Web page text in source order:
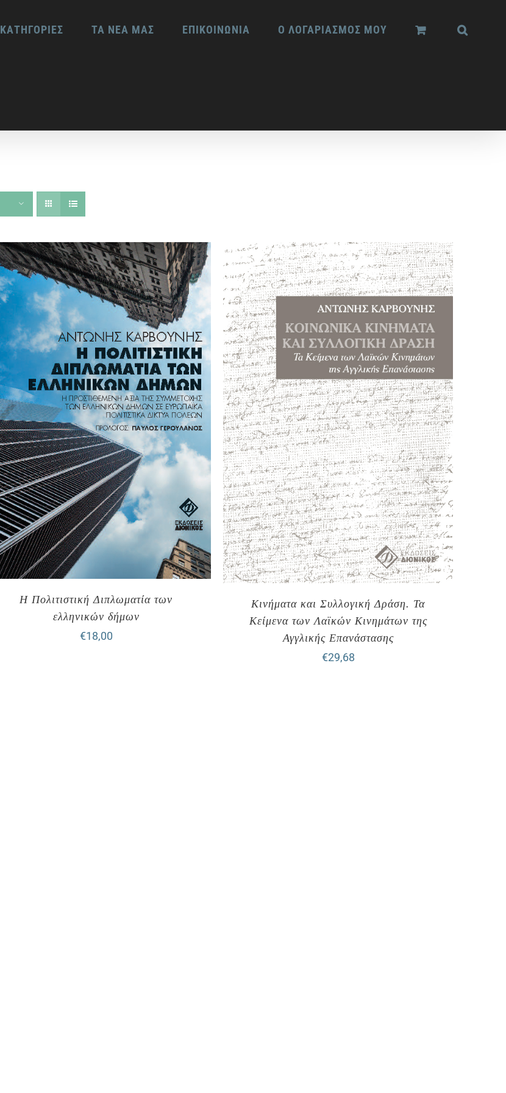
ΚΑΤΗΓΟΡΙΕΣ ΤΑ ΝΕΑ ΜΑΣ ΕΠΙΚΟΙΝΩΝΙΑ Ο ΛΟΓΑΡΙΑΣΜΟΣ ΜΟΥ
Η Πολιτιστική Διπλωματία των
ελληνικών δήμων
€18,00
Κινήματα και Συλλογική Δράση. Τα
Κείμενα των Λαϊκών Κινημάτων της
Αγγλικής Επανάστασης
€29,68